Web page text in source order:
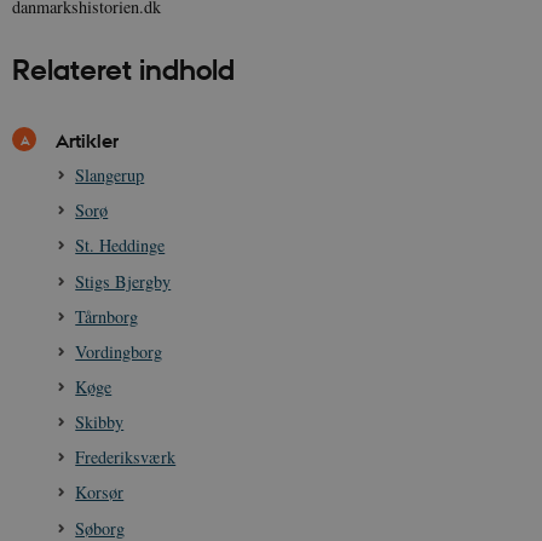
danmarkshistorien.dk
Relateret indhold
Artikler
Slangerup
Sorø
St. Heddinge
Stigs Bjergby
Tårnborg
Vordingborg
Køge
Skibby
Frederiksværk
Korsør
Søborg
Nødvendige cookies hjælper med at gøre
Navn